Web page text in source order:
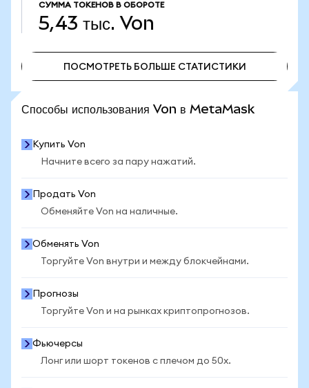
СУММА ТОКЕНОВ В ОБОРОТЕ
5,43 тыс. Von
ПОСМОТРЕТЬ БОЛЬШЕ СТАТИСТИКИ
Способы использования Von в MetaMask
Купить Von
Начните всего за пару нажатий.
Продать Von
Обменяйте Von на наличные.
Обменять Von
Торгуйте Von внутри и между блокчейнами.
Прогнозы
Торгуйте Von и на рынках криптопрогнозов.
Фьючерсы
Лонг или шорт токенов с плечом до 50x.